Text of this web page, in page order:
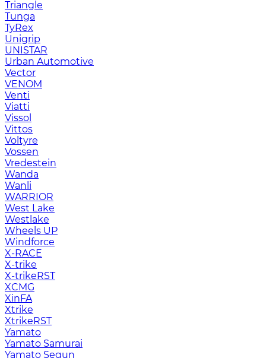
Triangle
Tunga
TyRex
Unigrip
UNISTAR
Urban Automotive
Vector
VENOM
Venti
Viatti
Vissol
Vittos
Voltyre
Vossen
Vredestein
Wanda
Wanli
WARRIOR
West Lake
Westlake
Wheels UP
Windforce
X-RACE
X-trike
X-trikeRST
XCMG
XinFA
Xtrike
XtrikeRST
Yamato
Yamato Samurai
Yamato Segun